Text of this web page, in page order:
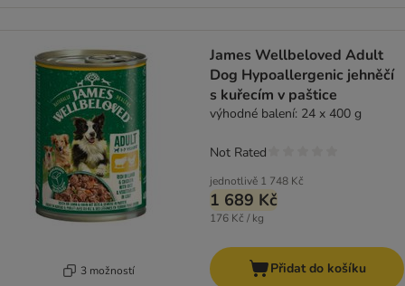
3 možností
James Wellbeloved Adult
Dog Hypoallergenic jehněčí
s kuřecím v paštice
výhodné balení: 24 x 400 g
jednotlivě 1 748 Kč
1 689 Kč
176 Kč / kg
Not Rated
Přidat do košíku